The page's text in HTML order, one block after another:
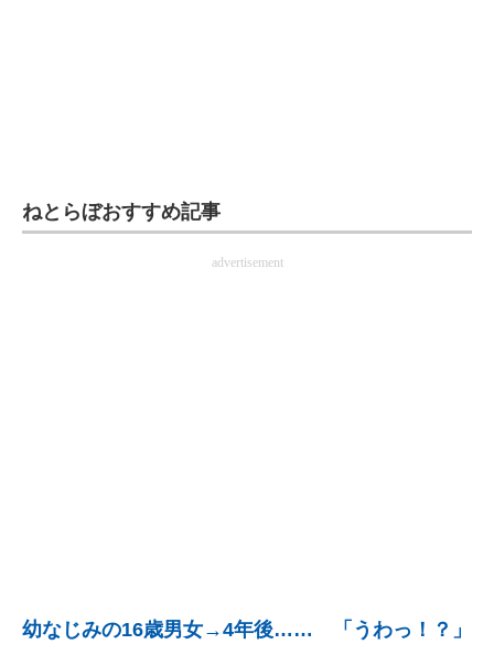
マーケ×ITの今がよく分かる
建設×テクノロジーの最前線
ねとらぼおすすめ記事
advertisement
幼なじみの16歳男女→4年後…… 「うわっ！？」